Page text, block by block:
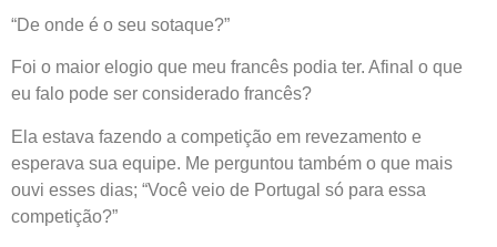
“De onde é o seu sotaque?”
Foi o maior elogio que meu francês podia ter. Afinal o que
eu falo pode ser considerado francês?
Ela estava fazendo a competição em revezamento e
esperava sua equipe. Me perguntou também o que mais
ouvi esses dias; “Você veio de Portugal só para essa
competição?”